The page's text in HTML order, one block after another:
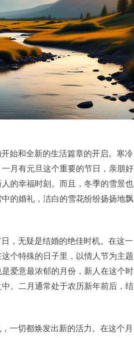
始和全新的生活篇章的开启。寒冷
月有元旦这个重要的节日，亲朋好
的幸福时刻。而且，冬季的雪景也
的婚礼，洁白的雪花纷纷扬扬地飘
，无疑是结婚的绝佳时机。在这一
个特殊的日子里，以情人节为主题
爱意最浓郁的月份，新人在这个时
。二月通常处于农历新年前后，结
一切都焕发出新的活力。在这个月